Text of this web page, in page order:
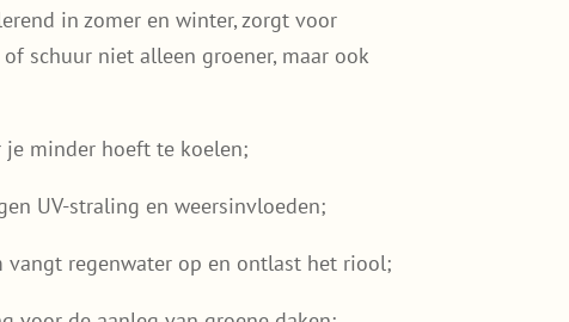
in zomer en winter, zorgt voor
schuur niet alleen groener, maar ook
je minder hoeft te koelen;
UV-straling en weersinvloeden;
vangt regenwater op en ontlast het riool;